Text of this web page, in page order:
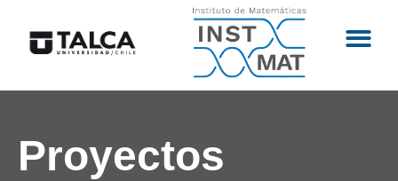
Proyectos